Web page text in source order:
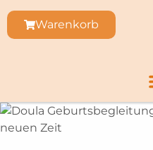
Warenkorb